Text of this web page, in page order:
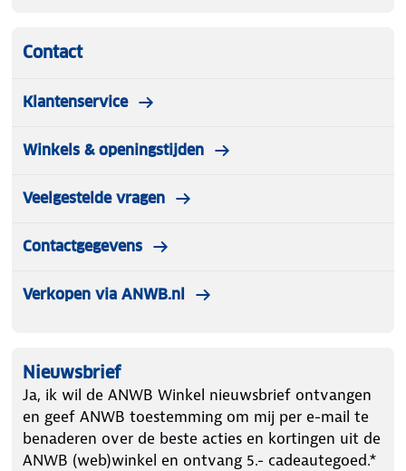
Contact
Klantenservice
Winkels & openingstijden
Veelgestelde vragen
Contactgegevens
Verkopen via ANWB.nl
Nieuwsbrief
Ja, ik wil de ANWB Winkel nieuwsbrief ontvangen
en geef ANWB toestemming om mij per e-mail te
benaderen over de beste acties en kortingen uit de
ANWB (web)winkel en ontvang 5.- cadeautegoed.*